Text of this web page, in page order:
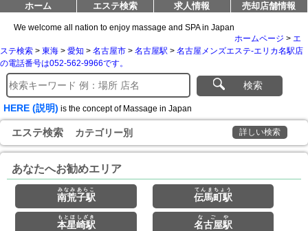
ホーム エステ検索 求人情報 売却店舗情報
We welcome all nation to enjoy massage and SPA in Japan
ホームページ > エ
ステ検索 > 東海 > 愛知 > 名古屋市 > 名古屋駅 > 名古屋メンズエステ-エリカ名駅店
の電話番号は052-562-9966です。
検索
HERE (説明) is the concept of Massage in Japan
エステ検索 カテゴリー別 詳しい検索
あなたへお勧めエリア
南荒子駅
みなみあらこ
伝馬町駅
てんまちょう
本星崎駅
もとほしざき
名古屋駅
なごや